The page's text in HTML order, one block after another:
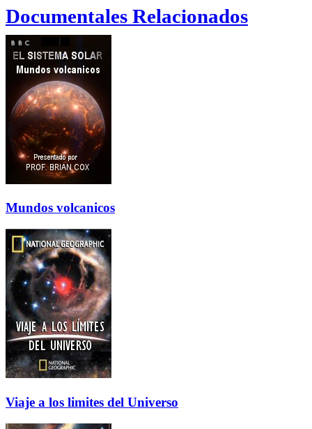
Documentales Relacionados
Mundos volcanicos
Viaje a los limites del Universo